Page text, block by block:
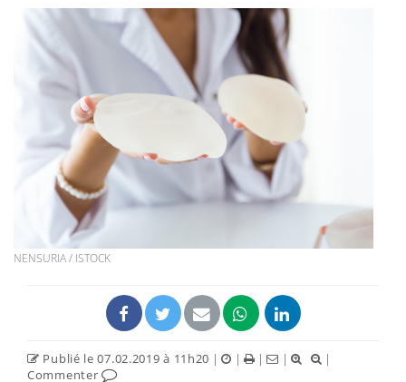
NENSURIA / ISTOCK
Publié le 07.02.2019 à 11h20 | | | |
|
Commenter